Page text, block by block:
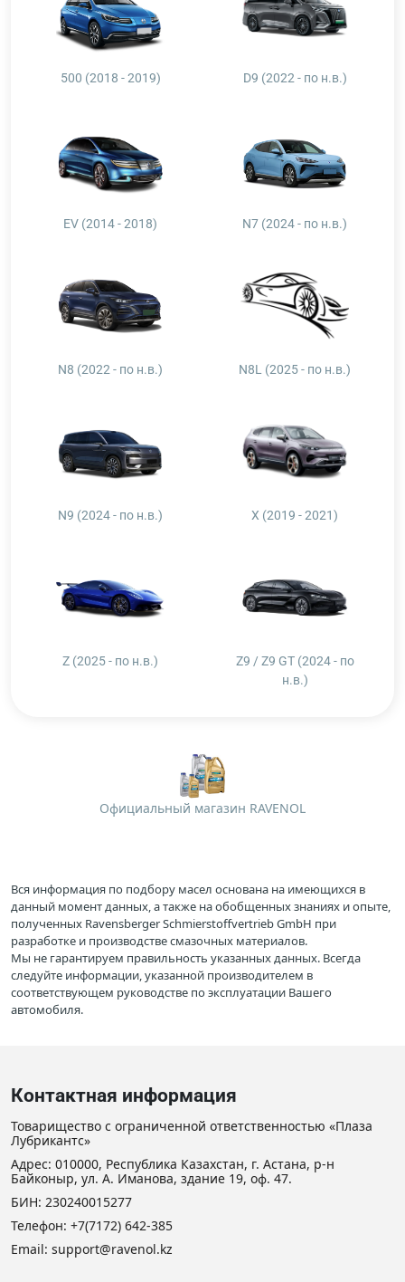
500 (2018 - 2019) D9 (2022 - по н.в.)
EV (2014 - 2018) N7 (2024 - по н.в.)
N8 (2022 - по н.в.) N8L (2025 - по н.в.)
N9 (2024 - по н.в.) X (2019 - 2021)
Z (2025 - по н.в.)
Z9 / Z9 GT (2024 - по
н.в.)
Официальный магазин RAVENOL
Вся информация по подбору масел основана на имеющихся в
данный момент данных, а также на обобщенных знаниях и опыте,
полученных Ravensberger Schmierstoffvertrieb GmbH при
разработке и производстве смазочных материалов.
Мы не гарантируем правильность указанных данных. Всегда
следуйте информации, указанной производителем в
соответствующем руководстве по эксплуатации Вашего
автомобиля.
Контактная информация
Товарищество с ограниченной ответственностью «Плаза
Лубрикантс»
Адрес: 010000, Республика Казахстан, г. Астана, р-н
Байконыр, ул. А. Иманова, здание 19, оф. 47.
БИН: 230240015277
Телефон: +7(7172) 642-385
Email: support@ravenol.kz